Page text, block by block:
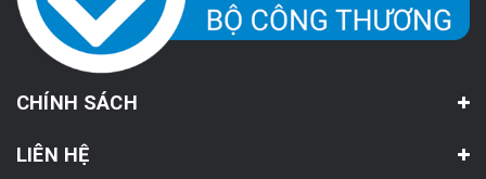
CHÍNH SÁCH
LIÊN HỆ